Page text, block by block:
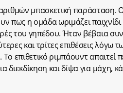
μπασκετική παράσταση.
πως η ομάδα ωριμάζει παιχνίδι
του γηπέδου. Ήταν βέβαια
και τρίτες επιθέσεις λόγω
επιθετικό ριμπάουντ απαιτεί
διεκδίκηση και δίψα για μάχη,